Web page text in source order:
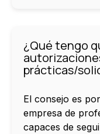
¿Qué tengo
prácticas/
El consejo es
empresa de
capaces de